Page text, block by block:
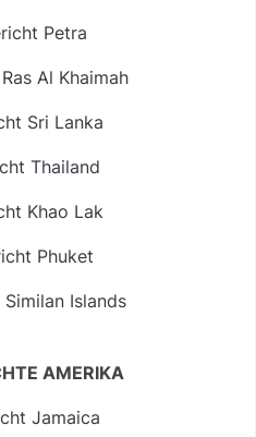
Petra
Al Khaimah
Sri Lanka
Thailand
Khao Lak
Phuket
Islands
AMERIKA
Jamaica